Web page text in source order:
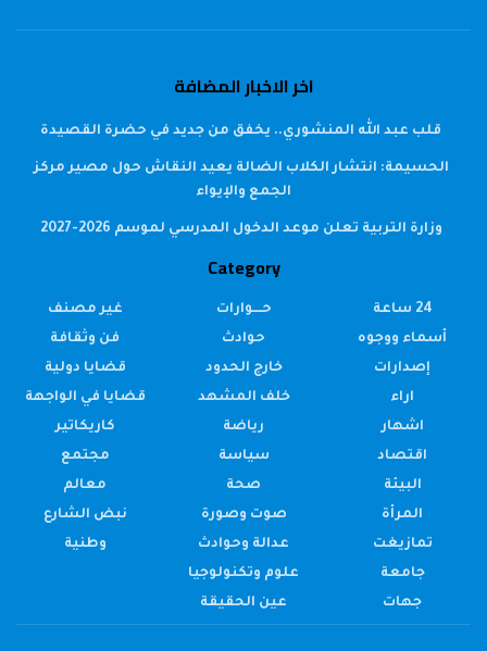
اخر الاخبار المضافة
قلب عبد الله المنشوري.. يخفق من جديد في حضرة القصيدة
الحسيمة: انتشار الكلاب الضالة يعيد النقاش حول مصير مركز
الجمع والإيواء
وزارة التربية تعلن موعد الدخول المدرسي لموسم 2026-2027
Category
24 ساعة
أسماء ووجوه
إصدارات
اراء
اشهار
اقتصاد
البيئة
المرأة
تمازيغت
جامعة
جهات
حــــوارات
حوادث
خارج الحدود
خلف المشهد
رياضة
سياسة
صحة
صوت وصورة
عدالة وحوادث
علوم وتكنولوجيا
عين الحقيقة
غير مصنف
فن وثقافة
قضايا دولية
قضايا في الواجهة
كاريكاتير
مجتمع
معالم
نبض الشارع
وطنية